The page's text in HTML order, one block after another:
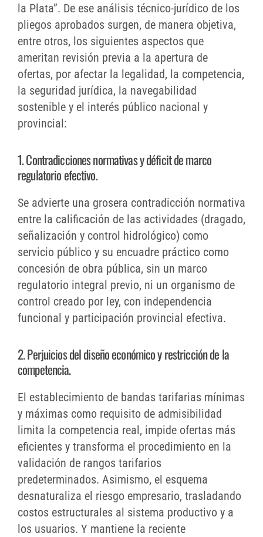
la Plata”. De ese análisis técnico-jurídico de los
pliegos aprobados surgen, de manera objetiva,
entre otros, los siguientes aspectos que
ameritan revisión previa a la apertura de
ofertas, por afectar la legalidad, la competencia,
la seguridad jurídica, la navegabilidad
sostenible y el interés público nacional y
provincial:
1. Contradicciones normativas y déficit de marco
regulatorio efectivo.
Se advierte una grosera contradicción normativa
entre la calificación de las actividades (dragado,
señalización y control hidrológico) como
servicio público y su encuadre práctico como
concesión de obra pública, sin un marco
regulatorio integral previo, ni un organismo de
control creado por ley, con independencia
funcional y participación provincial efectiva.
2. Perjuicios del diseño económico y restricción de la
competencia.
El establecimiento de bandas tarifarias mínimas
y máximas como requisito de admisibilidad
limita la competencia real, impide ofertas más
eficientes y transforma el procedimiento en la
validación de rangos tarifarios
predeterminados. Asimismo, el esquema
desnaturaliza el riesgo empresario, trasladando
costos estructurales al sistema productivo y a
los usuarios. Y mantiene la reciente